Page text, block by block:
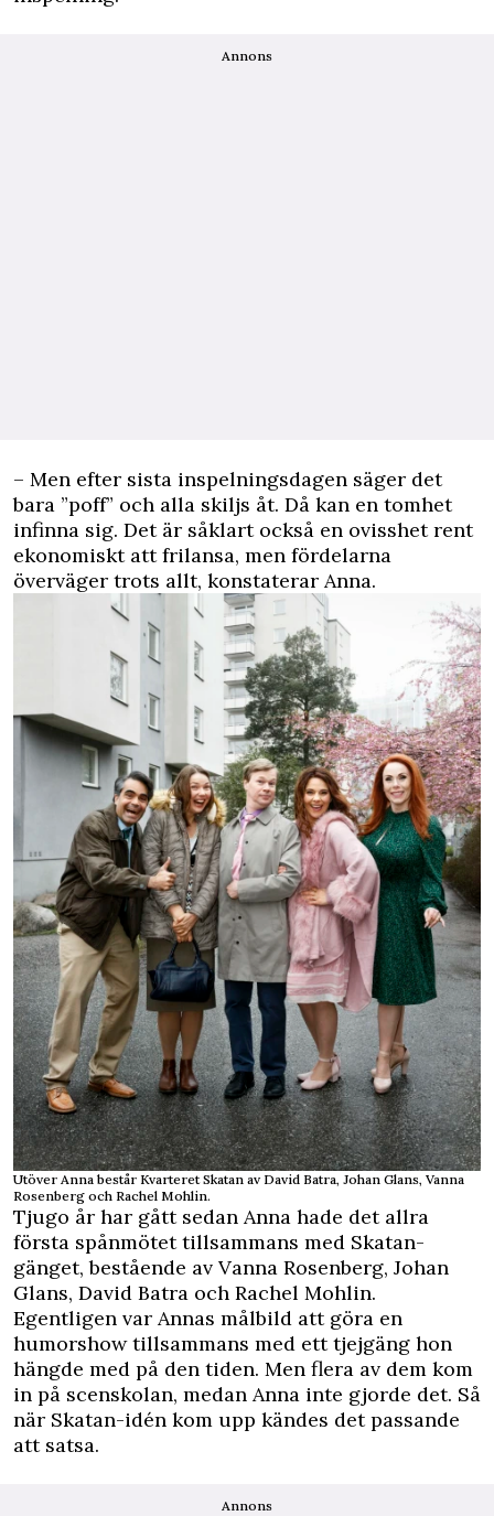
Annons
– Men efter sista inspelningsdagen säger det
bara ”poff” och alla skiljs åt. Då kan en tomhet
infinna sig. Det är såklart också en ovisshet rent
ekonomiskt att frilansa, men fördelarna
överväger trots allt, konstaterar Anna.
Utöver Anna består Kvarteret Skatan av David Batra, Johan Glans, Vanna
Rosenberg och Rachel Mohlin.
Tjugo år har gått sedan Anna hade det allra
första spånmötet tillsammans med Skatan-
gänget, bestående av Vanna Rosenberg, Johan
Glans, David Batra och Rachel Mohlin.
Egentligen var Annas målbild att göra en
humorshow tillsammans med ett tjejgäng hon
hängde med på den tiden. Men flera av dem kom
in på scenskolan, medan Anna inte gjorde det. Så
när Skatan-idén kom upp kändes det passande
att satsa.
Annons